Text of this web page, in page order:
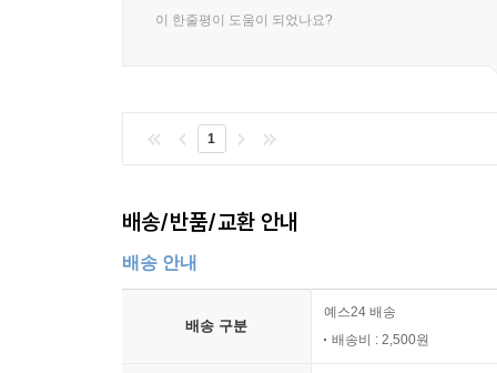
이 한줄평이 도움이 되었나요?
1
배송/반품/교환 안내
배송 안내
배송 구분
예스24 배송
배송비 : 2,500원